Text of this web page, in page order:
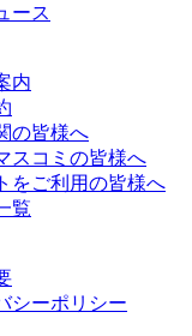
ース
内
の皆様へ
スコミの皆様へ
をご利用の皆様へ
覧
シーポリシー